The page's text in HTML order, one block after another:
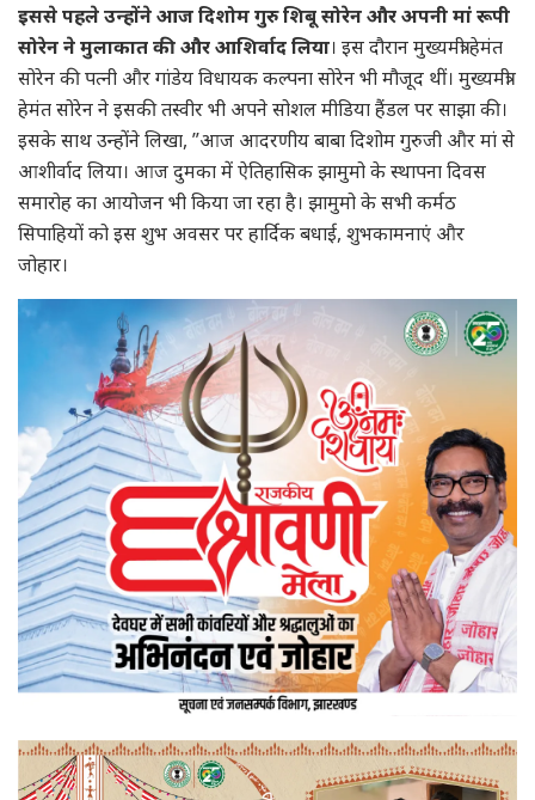
इससे पहले उन्होंने आज दिशोम गुरु शिबू सोरेन और अपनी मां रूपी
सोरेन ने मुलाकात की और आशिर्वाद लिया। इस दौरान मुख्यमंत्री हेमंत
सोरेन की पत्नी और गांडेय विधायक कल्पना सोरेन भी मौजूद थीं। मुख्यमंत्री
हेमंत सोरेन ने इसकी तस्वीर भी अपने सोशल मीडिया हैंडल पर साझा की।
इसके साथ उन्होंने लिखा, ”आज आदरणीय बाबा दिशोम गुरुजी और मां से
आशीर्वाद लिया। आज दुमका में ऐतिहासिक झामुमो के स्थापना दिवस
समारोह का आयोजन भी किया जा रहा है। झामुमो के सभी कर्मठ
सिपाहियों को इस शुभ अवसर पर हार्दिक बधाई, शुभकामनाएं और
जोहार।